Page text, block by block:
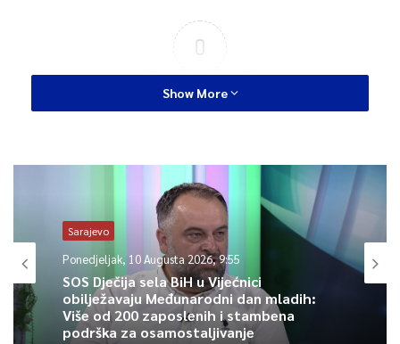
0
Article Rating
Show More
Sarajevo
Ponedjeljak, 10 Augusta 2026, 9:55
SOS Dječija sela BiH u Vijećnici
obilježavaju Međunarodni dan mladih:
Više od 200 zaposlenih i stambena
podrška za osamostaljivanje